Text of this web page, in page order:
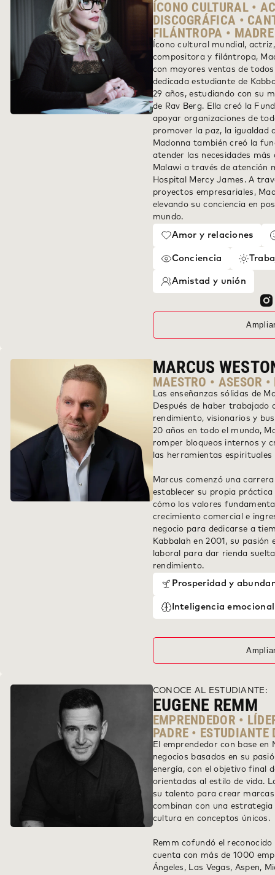
ÍCONO CULTURAL •
DISCOGRÁFICA •
FILÁNTROPA •
Ícono cultural mundial,
compositora y filántropa,
con mayores ventas de
dedicada estudiante de
29 años, estudiando con su
de Rav Berg. Ella creó la
apoyar organizaciones de
promover la paz, la igualdad
Madonna también creó la
atender las necesidades
Malawi a través de atención
Hospital Mercy James. A
proyectos empresariales,
elevando su conciencia en
mundo.
Amor y relaciones
Conciencia
Amistad y unión
MARCUS
MAESTRO • ASESOR •
Las enseñanzas sólidas de
Después de haber trabajado
rendimiento, visionarios y
20 años en todo el mundo,
romper bloqueos internos y
las herramientas espirituales
Marcus comenzó una
establecer su propia
cómo los valores
crecimiento comercial e
negocio para dedicarse a
Kabbalah en 2001, su
laboral para dar rienda
rendimiento.
Prosperidad y
Inteligencia emocional
CONOCE AL ESTUDIANTE:
EUGENE REMM
EMPRENDEDOR •
PADRE •
El emprendedor con base en
negocios basados en su
energía, con el objetivo final
orientadas al estilo de vida.
su talento para crear marcas
combinan con una
cultura en conceptos únicos.
Remm cofundó el
cuenta con más de 1000
Ángeles, Las Vegas, Aspen,